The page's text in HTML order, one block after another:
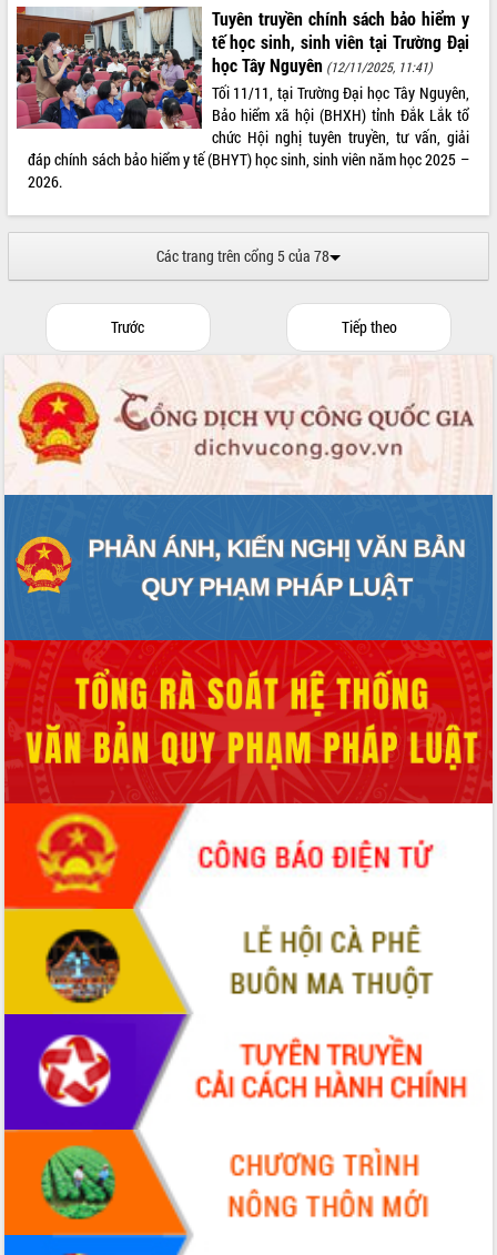
Tuyên truyền chính sách bảo hiểm y
tế học sinh, sinh viên tại Trường Đại
học Tây Nguyên (12/11/2025, 11:41)
Tối 11/11, tại Trường Đại học Tây Nguyên,
Bảo hiểm xã hội (BHXH) tỉnh Đắk Lắk tổ
chức Hội nghị tuyên truyền, tư vấn, giải
đáp chính sách bảo hiểm y tế (BHYT) học sinh, sinh viên năm học 2025 –
2026.
Các trang trên cổng 5 của 78
Trước Tiếp theo